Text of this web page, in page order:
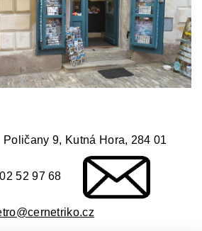
Poličany 9, Kutná Hora, 284 01
52 97 68